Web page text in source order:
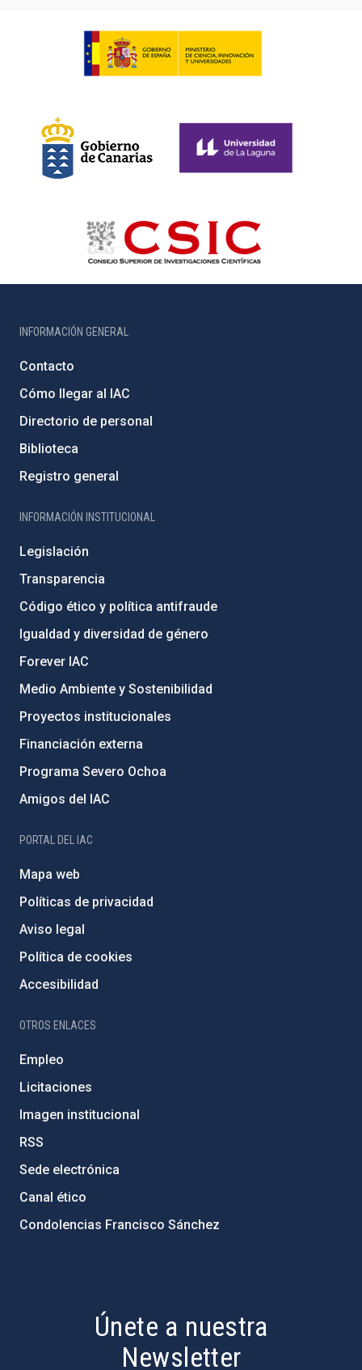
INFORMACIÓN GENERAL
Contacto
Cómo llegar al IAC
Directorio de personal
Biblioteca
Registro general
INFORMACIÓN INSTITUCIONAL
Legislación
Transparencia
Código ético y política antifraude
Igualdad y diversidad de género
Forever IAC
Medio Ambiente y Sostenibilidad
Proyectos institucionales
Financiación externa
Programa Severo Ochoa
Amigos del IAC
PORTAL DEL IAC
Mapa web
Políticas de privacidad
Aviso legal
Política de cookies
Accesibilidad
OTROS ENLACES
Empleo
Licitaciones
Imagen institucional
RSS
Sede electrónica
Canal ético
Condolencias Francisco Sánchez
Únete a nuestra
Newsletter